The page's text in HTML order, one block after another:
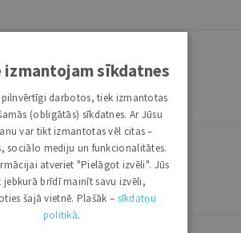
– administratīvs pārkāpums vai
izmantošanas aizliegums
izmantojam sīkdatnes
pilnvērtīgi darbotos, tiek izmantotas
(obligātās) sīkdatnes. Ar Jūsu
var tikt izmantotas vēl citas –
sociālo mediju un funkcionalitātes.
atveriet "Pielāgot izvēli". Jūs
jebkurā brīdī mainīt savu izvēli,
šajā vietnē. Plašāk – sīkdatņu
politikā.